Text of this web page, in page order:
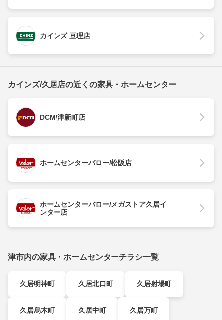
カインズ 亘理店
カインズ/久居店の近くの家具・ホームセンター
DCM/津新町店
ホームセンターバロー/松阪店
ホームセンターバロー/メガストア久居イ
ンター店
津市内の家具・ホームセンターチラシ一覧
久居明神町 久居北口町 久居射場町
久居烏木町 久居中町 久居万町